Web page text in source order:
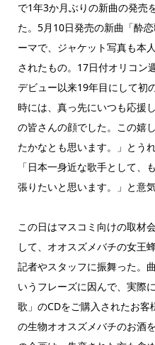
で1年3か月ぶりの新曲の発売
た。5月10日発売の新曲「酔
ーマで、ジャケット写真も本
されたもの。17日付オリコン
デビュー以来19年目にして初
時には、真っ先にいつも応援
の皆さんの顔でした。この嬉
たかなとも思います。」とう
「日本一身近な歌手として、
張りたいと思います。」と意気
この日はマスコミ向けの取材
して、オオスズメバチの女王
記者やスタッフに振舞った。
いうフレーズに因んで、実際
歌」のCDをご購入されたお
の生物オオスズメバチのお酒